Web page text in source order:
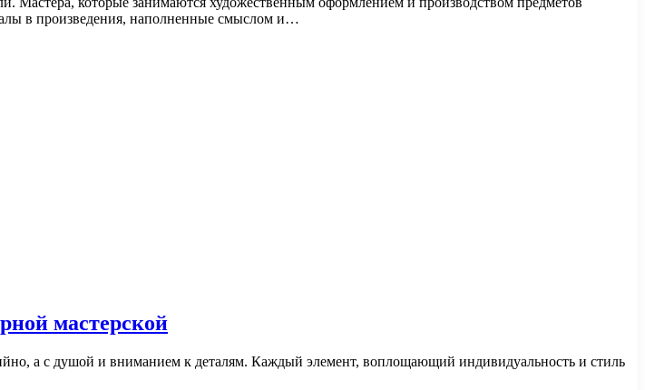
в произведения, наполненные смыслом и…
мастерской
а с душой и вниманием к деталям. Каждый элемент, воплощающий индивидуальность и стиль